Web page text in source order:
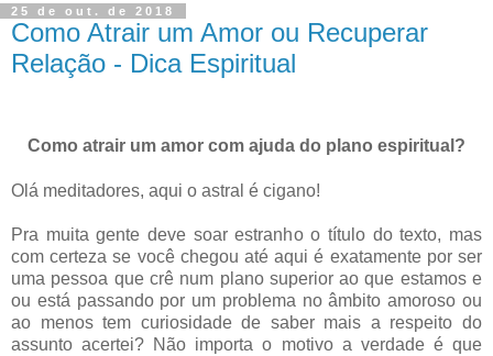
25 de out. de 2018
Como Atrair um Amor ou Recuperar
Relação - Dica Espiritual
Como atrair um amor com ajuda do plano espiritual?
Olá meditadores, aqui o astral é cigano!
Pra muita gente deve soar estranho o título do texto, mas
com certeza se você chegou até aqui é exatamente por ser
uma pessoa que crê num plano superior ao que estamos e
ou está passando por um problema no âmbito amoroso ou
ao menos tem curiosidade de saber mais a respeito do
assunto acertei? Não importa o motivo a verdade é que